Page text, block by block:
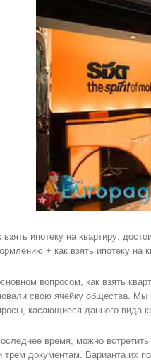
взять ипотеку на квартиру:
+ как взять ипотеку на
вопросом, как взять
свою ячейку общества. Мы
касающиеся данного вида
время, можно
трём документам. Варианта их